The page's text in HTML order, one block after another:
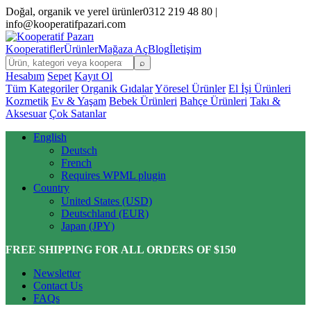
Doğal, organik ve yerel ürünler0312 219 48 80 |
info@kooperatifpazari.com
KooperatiflerÜrünlerMağaza AçBlogİletişim
⌕
Hesabım Sepet Kayıt Ol
Tüm Kategoriler Organik GıdalarYöresel Ürünler El İşi Ürünleri
Kozmetik Ev & Yaşam Bebek Ürünleri Bahçe Ürünleri Takı &
Aksesuar Çok Satanlar
English
Deutsch
French
Requires WPML plugin
Country
United States (USD)
Deutschland (EUR)
Japan (JPY)
FREE SHIPPING FOR ALL ORDERS OF $150
Newsletter
Contact Us
FAQs